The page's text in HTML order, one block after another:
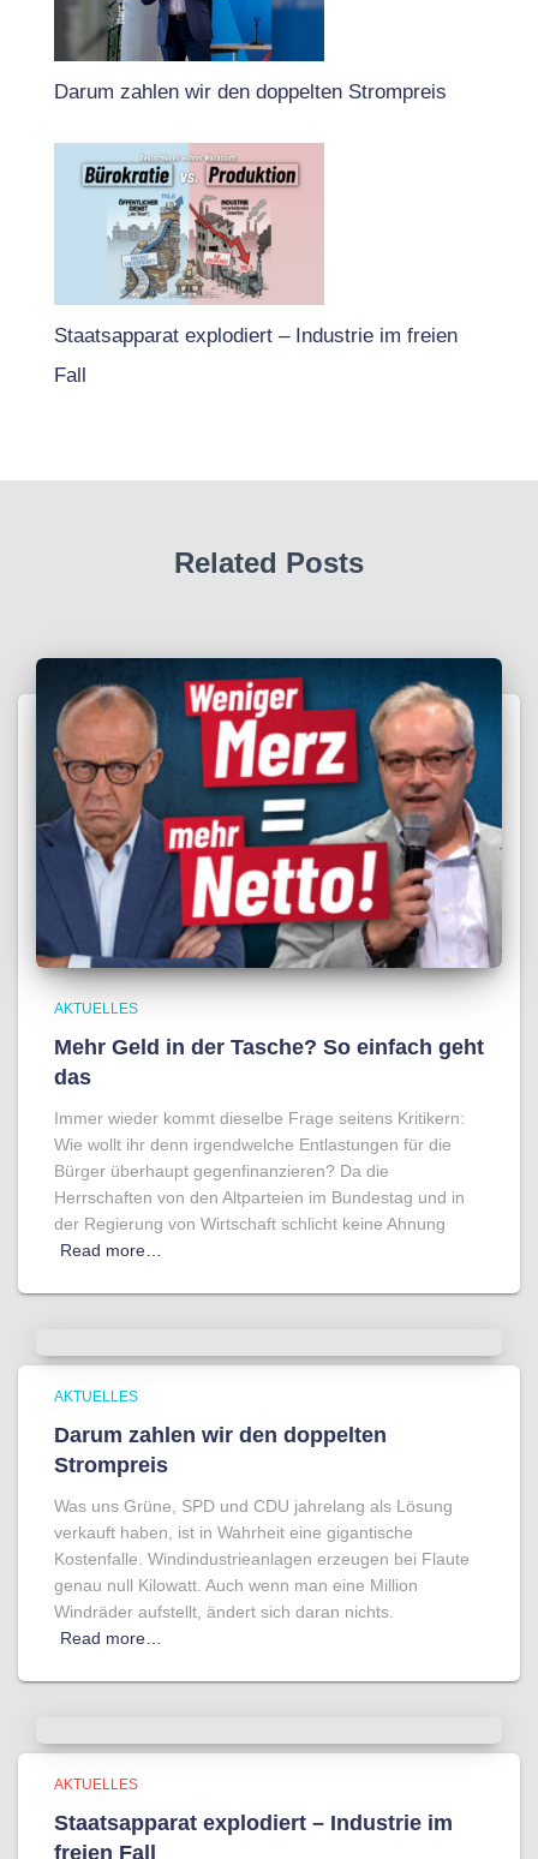
Darum zahlen wir den doppelten Strompreis
Staatsapparat explodiert – Industrie im freien
Fall
Related Posts
AKTUELLES
Mehr Geld in der Tasche? So einfach geht
das
Immer wieder kommt dieselbe Frage seitens Kritikern:
Wie wollt ihr denn irgendwelche Entlastungen für die
Bürger überhaupt gegenfinanzieren? Da die
Herrschaften von den Altparteien im Bundestag und in
der Regierung von Wirtschaft schlicht keine Ahnung
Read more…
AKTUELLES
Darum zahlen wir den doppelten
Strompreis
Was uns Grüne, SPD und CDU jahrelang als Lösung
verkauft haben, ist in Wahrheit eine gigantische
Kostenfalle. Windindustrieanlagen erzeugen bei Flaute
genau null Kilowatt. Auch wenn man eine Million
Windräder aufstellt, ändert sich daran nichts.
Read more…
AKTUELLES
Staatsapparat explodiert – Industrie im
freien Fall